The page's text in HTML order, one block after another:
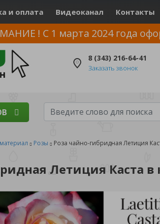
и оплата Видеоканал Контакты
! С 1 марта 2024 года
8 (343) 216-64-41
Заказать звонок
Розы Роза чайно-гибридная Летиция
Летиция Каста в